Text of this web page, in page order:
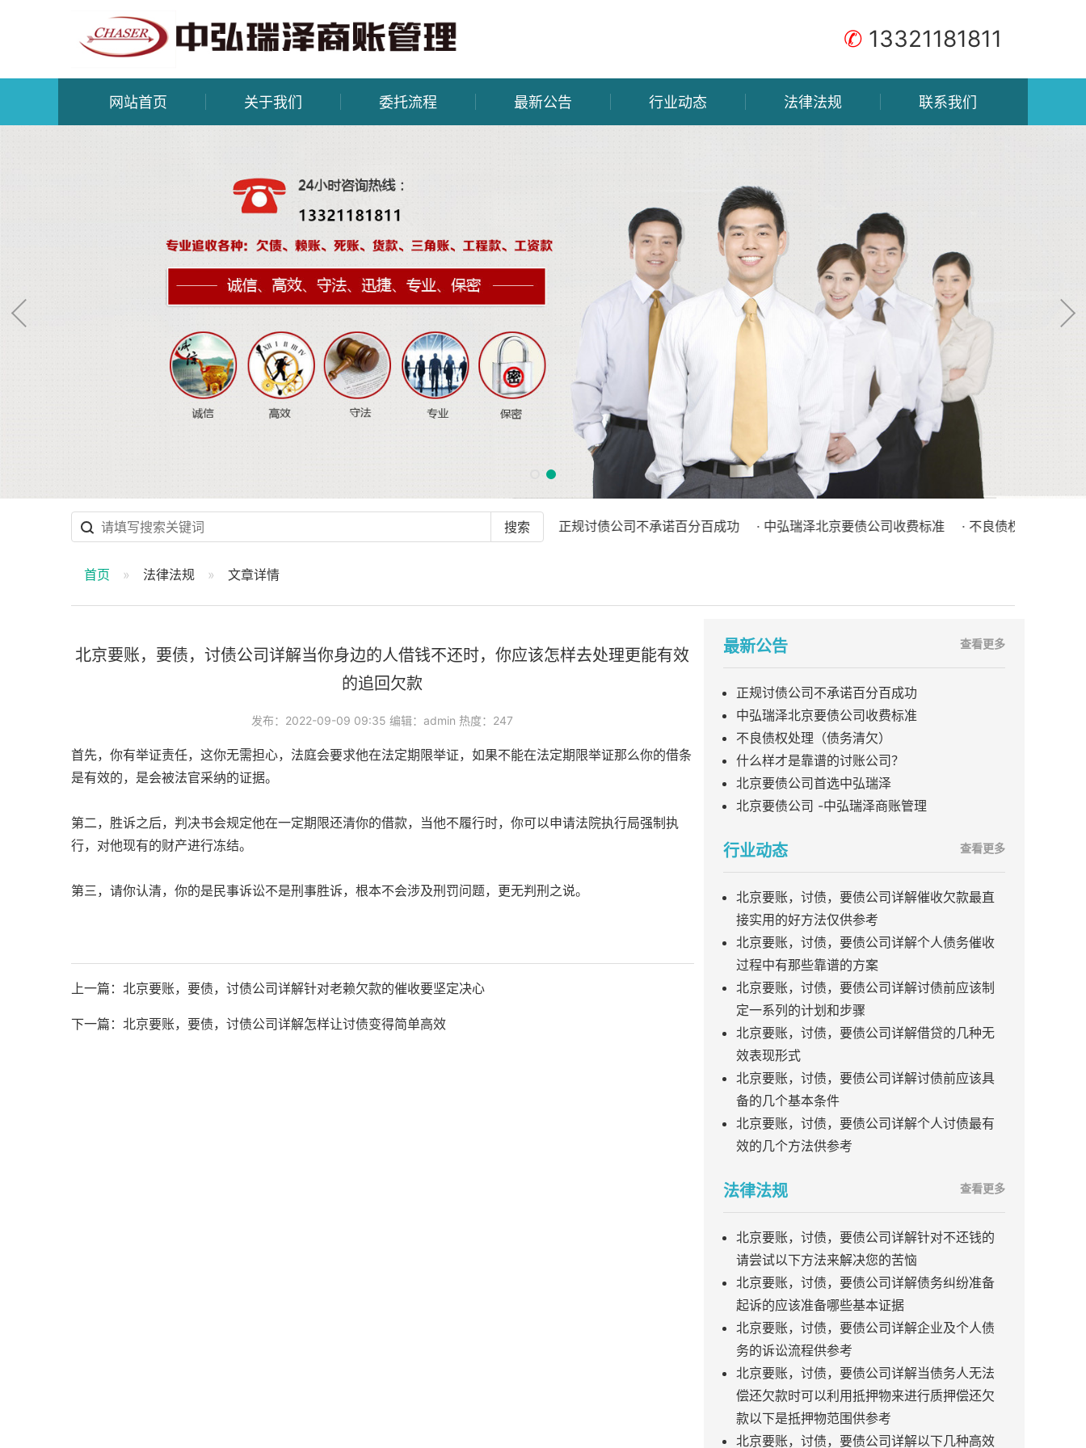
✆13321181811
网站首页 关于我们 委托流程 最新公告 行业动态 法律法规 联系我们
最新公告： · 正规讨债公司不承诺百分百成功 · 中弘瑞泽北京要债公司收费标准 · 不良债权处理（债务清欠
首页 法律法规 文章详情
北京要账，要债，讨债公司详解当你身边的人借钱不还时，你应该怎样去处理更能有效
的追回欠款
发布：2022-09-09 09:35 编辑：admin 热度：247
首先，你有举证责任，这你无需担心，法庭会要求他在法定期限举证，如果不能在法定期限举证那么你的借条
是有效的，是会被法官采纳的证据。
第二，胜诉之后，判决书会规定他在一定期限还清你的借款，当他不履行时，你可以申请法院执行局强制执
行，对他现有的财产进行冻结。
第三，请你认清，你的是民事诉讼不是刑事胜诉，根本不会涉及刑罚问题，更无判刑之说。
上一篇： 北京要账，要债，讨债公司详解针对老赖欠款的催收要坚定决心
下一篇： 北京要账，要债，讨债公司详解怎样让讨债变得简单高效
最新公告 查看更多
正规讨债公司不承诺百分百成功
中弘瑞泽北京要债公司收费标准
不良债权处理（债务清欠）
什么样才是靠谱的讨账公司？
北京要债公司首选中弘瑞泽
北京要债公司 -中弘瑞泽商账管理
行业动态 查看更多
北京要账，讨债，要债公司详解催收欠款最直
接实用的好方法仅供参考
北京要账，讨债，要债公司详解个人债务催收
过程中有那些靠谱的方案
北京要账，讨债，要债公司详解讨债前应该制
定一系列的计划和步骤
北京要账，讨债，要债公司详解借贷的几种无
效表现形式
北京要账，讨债，要债公司详解讨债前应该具
备的几个基本条件
北京要账，讨债，要债公司详解个人讨债最有
效的几个方法供参考
法律法规 查看更多
北京要账，讨债，要债公司详解针对不还钱的
请尝试以下方法来解决您的苦恼
北京要账，讨债，要债公司详解债务纠纷准备
起诉的应该准备哪些基本证据
北京要账，讨债，要债公司详解企业及个人债
务的诉讼流程供参考
北京要账，讨债，要债公司详解当债务人无法
偿还欠款时可以利用抵押物来进行质押偿还欠
款以下是抵押物范围供参考
北京要账，讨债，要债公司详解以下几种高效